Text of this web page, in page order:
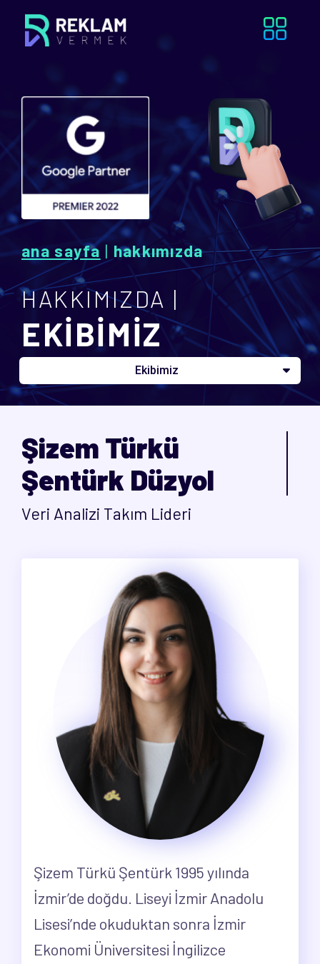
ana sayfa | hakkımızda
HAKKIMIZDA |
EKİBİMİZ
Ekibimiz
Şizem Türkü
Şentürk Düzyol
Veri Analizi Takım Lideri
Şizem Türkü Şentürk 1995 yılında
İzmir’de doğdu. Liseyi İzmir Anadolu
Lisesi’nde okuduktan sonra İzmir
Ekonomi Üniversitesi İngilizce